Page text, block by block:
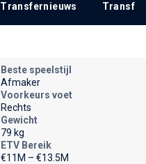
Transfernieuws
Beste speelstijl
Afmaker
Voorkeurs voet
Rechts
Gewicht
79 kg
ETV Bereik
€11M – €13.5M